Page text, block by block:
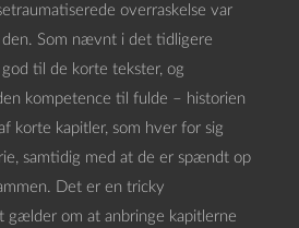
overraskelse var
Som nævnt i det tidligere
til de korte tekster, og
kompetence til fulde – historien
korte kapitler, som hver for sig
samtidig med at de er spændt op
Det er en tricky
gælder om at anbringe kapitlerne